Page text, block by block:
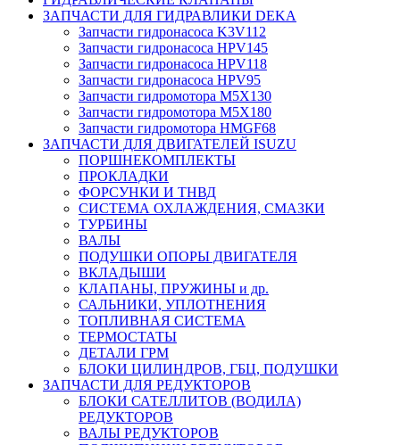
ЗАПЧАСТИ ДЛЯ ГИДРАВЛИКИ DEKA
Запчасти гидронасоса K3V112
Запчасти гидронасоса HPV145
Запчасти гидронасоса HPV118
Запчасти гидронасоса HPV95
Запчасти гидромотора M5X130
Запчасти гидромотора M5X180
Запчасти гидромотора HMGF68
ЗАПЧАСТИ ДЛЯ ДВИГАТЕЛЕЙ ISUZU
ПОРШНЕКОМПЛЕКТЫ
ПРОКЛАДКИ
ФОРСУНКИ И ТНВД
СИСТЕМА ОХЛАЖДЕНИЯ, СМАЗКИ
ТУРБИНЫ
ВАЛЫ
ПОДУШКИ ОПОРЫ ДВИГАТЕЛЯ
ВКЛАДЫШИ
КЛАПАНЫ, ПРУЖИНЫ и др.
САЛЬНИКИ, УПЛОТНЕНИЯ
ТОПЛИВНАЯ СИСТЕМА
ТЕРМОСТАТЫ
ДЕТАЛИ ГРМ
БЛОКИ ЦИЛИНДРОВ, ГБЦ, ПОДУШКИ
ЗАПЧАСТИ ДЛЯ РЕДУКТОРОВ
БЛОКИ САТЕЛЛИТОВ (ВОДИЛА)
РЕДУКТОРОВ
ВАЛЫ РЕДУКТОРОВ